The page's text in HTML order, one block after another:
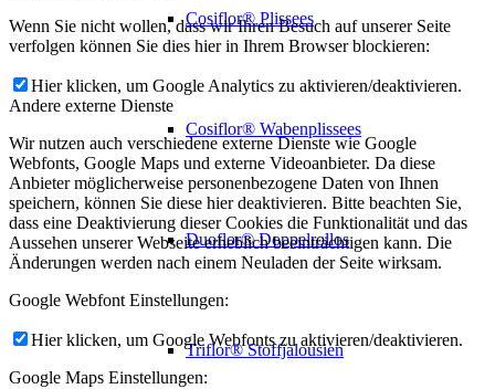
Cosiflor® Plissees
Cosiflor® Wabenplissees
Duoflor® Doppelrollos
Triflor® Stoffjalousien
Wenn Sie nicht wollen, dass wir Ihren Besuch auf unserer Seite
verfolgen können Sie dies hier in Ihrem Browser blockieren:
Hier klicken, um Google Analytics zu aktivieren/deaktivieren.
Andere externe Dienste
Wir nutzen auch verschiedene externe Dienste wie Google
Webfonts, Google Maps und externe Videoanbieter. Da diese
Anbieter möglicherweise personenbezogene Daten von Ihnen
speichern, können Sie diese hier deaktivieren. Bitte beachten Sie,
dass eine Deaktivierung dieser Cookies die Funktionalität und das
Aussehen unserer Webseite erheblich beeinträchtigen kann. Die
Änderungen werden nach einem Neuladen der Seite wirksam.
Google Webfont Einstellungen:
Hier klicken, um Google Webfonts zu aktivieren/deaktivieren.
Google Maps Einstellungen: